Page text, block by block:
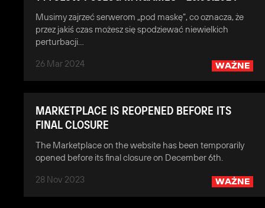
Musimy zajrzeć serwerom „pod maskę”, co oznacza, że
przez jakiś czas możesz się spodziewać niewielkich
perturbacji…
26 Mar 2024
WAŻNE
MARKETPLACE IS REOPENED BEFORE ITS
FINAL CLOSURE
The Marketplace on the website has been temporarily
opened before its final closure on December 6th.
28 Nov 2023
WAŻNE